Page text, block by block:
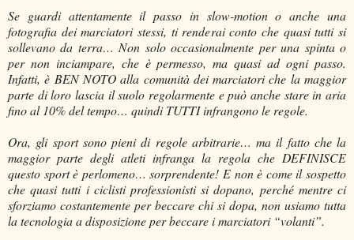
Se guardi attentamente il passo in slow-motion o anche una
fotografia dei marciatori stessi, ti renderai conto che quasi tutti si
sollevano da terra… Non solo occasionalmente per una spinta o
per non inciampare, che è permesso, ma quasi ad ogni passo.
Infatti, è BEN NOTO alla comunità dei marciatori che la maggior
parte di loro lascia il suolo regolarmente e può anche stare in aria
fino al 10% del tempo… quindi TUTTI infrangono le regole.
Ora, gli sport sono pieni di regole arbitrarie… ma il fatto che la
maggior parte degli atleti infranga la regola che DEFINISCE
questo sport è perlomeno… sorprendente! E non è come il sospetto
che quasi tutti i ciclisti professionisti si dopano, perché mentre ci
sforziamo costantemente per beccare chi si dopa, non usiamo tutta
la tecnologia a disposizione per beccare i marciatori “volanti”.